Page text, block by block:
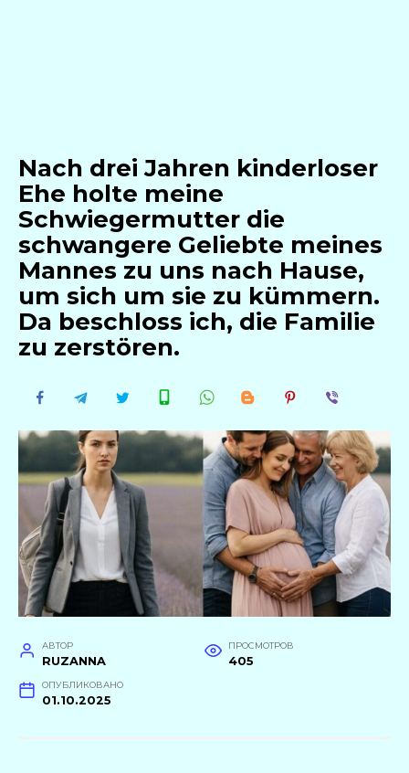
Nach drei Jahren kinderloser
Ehe holte meine
Schwiegermutter die
schwangere Geliebte meines
Mannes zu uns nach Hause,
um sich um sie zu kümmern.
Da beschloss ich, die Familie
zu zerstören.
АВТОР
RUZANNA
ПРОСМОТРОВ
405
ОПУБЛИКОВАНО
01.10.2025